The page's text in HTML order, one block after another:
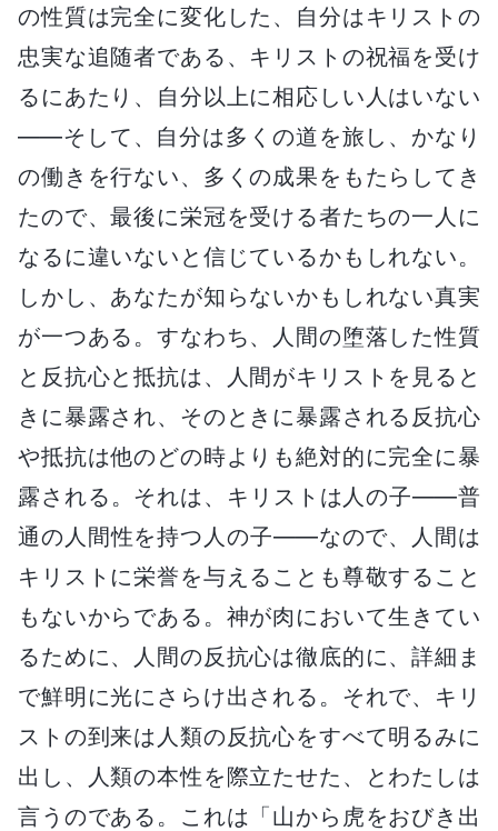
の性質は完全に変化した、自分はキリストの
忠実な追随者である、キリストの祝福を受け
るにあたり、自分以上に相応しい人はいない
――そして、自分は多くの道を旅し、かなり
の働きを行ない、多くの成果をもたらしてき
たので、最後に栄冠を受ける者たちの一人に
なるに違いないと信じているかもしれない。
しかし、あなたが知らないかもしれない真実
が一つある。すなわち、人間の堕落した性質
と反抗心と抵抗は、人間がキリストを見ると
きに暴露され、そのときに暴露される反抗心
や抵抗は他のどの時よりも絶対的に完全に暴
露される。それは、キリストは人の子――普
通の人間性を持つ人の子――なので、人間は
キリストに栄誉を与えることも尊敬すること
もないからである。神が肉において生きてい
るために、人間の反抗心は徹底的に、詳細ま
で鮮明に光にさらけ出される。それで、キリ
ストの到来は人類の反抗心をすべて明るみに
出し、人類の本性を際立たせた、とわたしは
言うのである。これは「山から虎をおびき出